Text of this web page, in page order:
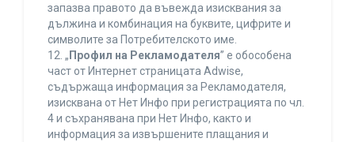
запазва правото да въвежда изисквания за
дължина и комбинация на буквите, цифрите и
символите за Потребителското име.
12. „ Профил на Рекламодателя” е обособена
част от Интернет страницата Adwise,
съдържаща информация за Рекламодателя,
изисквана от Нет Инфо при регистрацията по чл.
4 и съхранявана при Нет Инфо, както и
информация за извършените плащания и